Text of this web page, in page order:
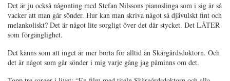
Det är ju också någonting med Stefan Nilssons pianoslinga som i sig är så
vacker att man går sönder. Hur kan man skriva något så djävulskt fint och
melankoliskt? Det är något lite sorgligt över det där stycket. Det LÅTER
som förgänglighet.
Det känns som att inget är mer borta för alltid än Skärgårdsdoktorn. Och
det är något som går sönder i mig varje gång jag påminns om det.